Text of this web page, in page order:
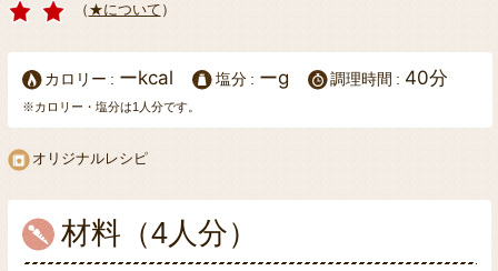
（ ★について ）
カロリー ーkcal 塩分 ーg 調理時間 40分
※カロリー・塩分は1人分です。
オリジナルレシピ
材料（4人分）